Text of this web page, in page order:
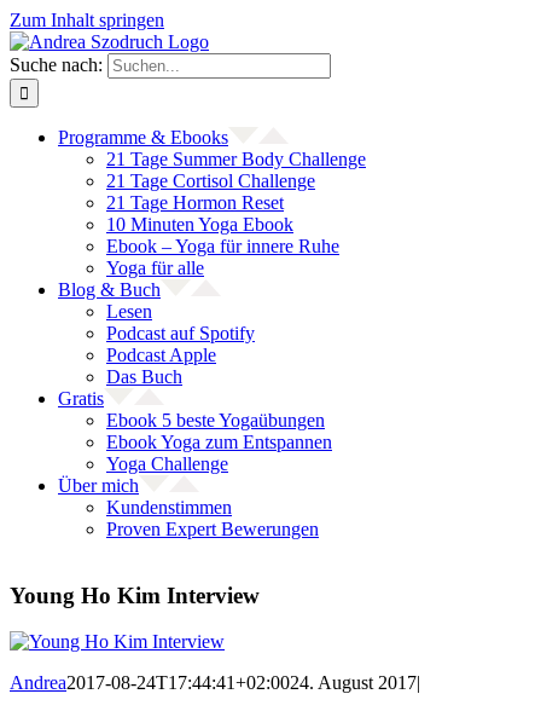
Zum Inhalt springen
Suche nach:
Programme & Ebooks
21 Tage Summer Body Challenge
21 Tage Cortisol Challenge
21 Tage Hormon Reset
10 Minuten Yoga Ebook
Ebook – Yoga für innere Ruhe
Yoga für alle
Blog & Buch
Lesen
Podcast auf Spotify
Podcast Apple
Das Buch
Gratis
Ebook 5 beste Yogaübungen
Ebook Yoga zum Entspannen
Yoga Challenge
Über mich
Kundenstimmen
Proven Expert Bewerungen
Young Ho Kim Interview
Andrea2017-08-24T17:44:41+02:0024. August 2017|